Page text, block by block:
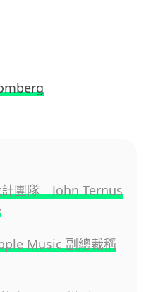
團隊 John Ternus
Music 副總裁稱